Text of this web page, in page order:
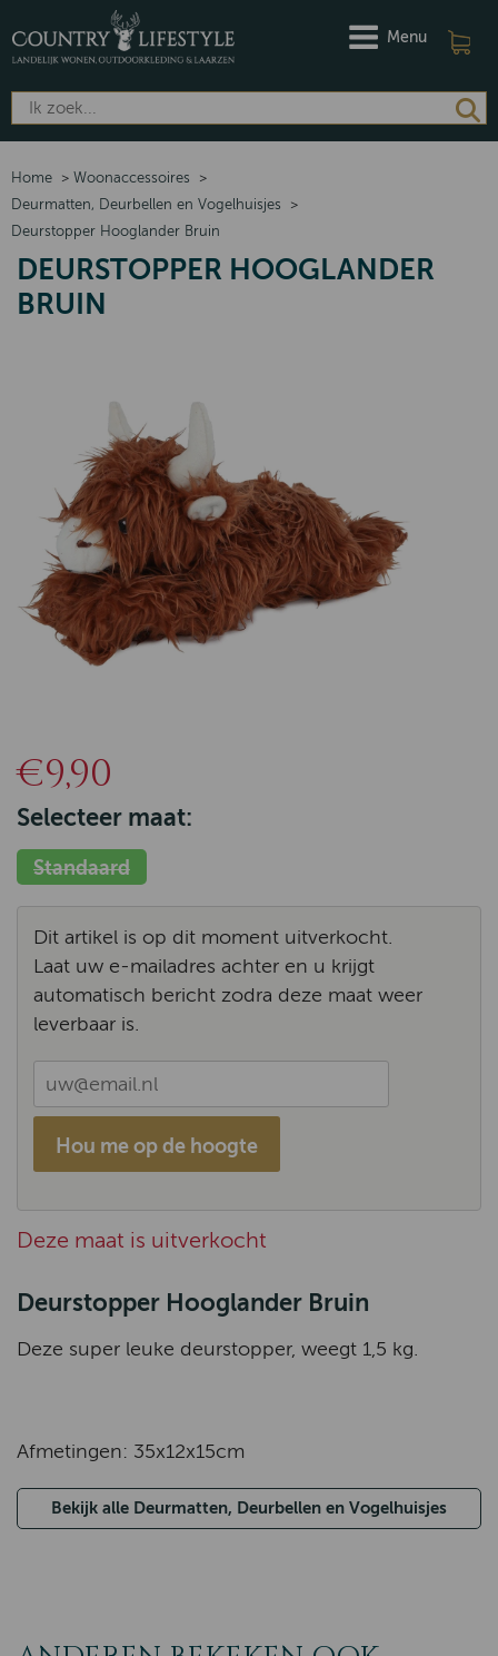
Menu
Home > Woonaccessoires
>
Deurmatten, Deurbellen en Vogelhuisjes
>
Deurstopper Hooglander Bruin
DEURSTOPPER HOOGLANDER
BRUIN
€9,90
Selecteer maat:
Standaard
Dit artikel is op dit moment uitverkocht.
Laat uw e-mailadres achter en u krijgt
automatisch bericht zodra deze maat weer
leverbaar is.
Hou me op de hoogte
Deze maat is uitverkocht
Deurstopper Hooglander Bruin
Deze super leuke deurstopper, weegt 1,5 kg.
Afmetingen: 35x12x15cm
Bekijk alle Deurmatten, Deurbellen en Vogelhuisjes